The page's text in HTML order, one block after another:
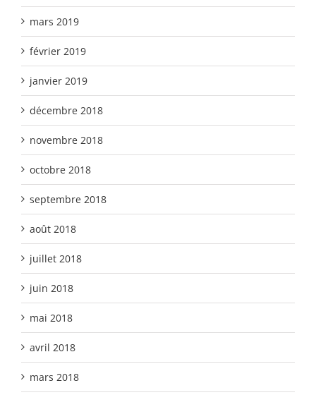
mars 2019
février 2019
janvier 2019
décembre 2018
novembre 2018
octobre 2018
septembre 2018
août 2018
juillet 2018
juin 2018
mai 2018
avril 2018
mars 2018